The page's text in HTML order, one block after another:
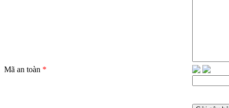
Mã an toàn *